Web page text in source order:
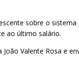
sobre o
ao último salário.
Valente Rosa e